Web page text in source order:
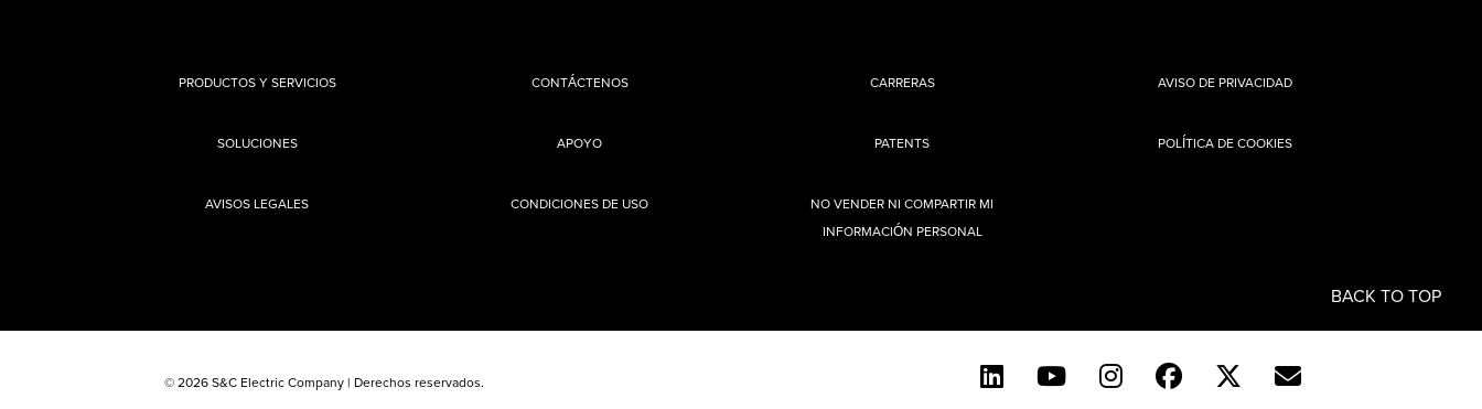
BACK TO TOP
PRODUCTOS Y SERVICIOS
SOLUCIONES
CONTÁCTENOS
APOYO
CARRERAS
PATENTS
AVISO DE PRIVACIDAD
POLÍTICA DE COOKIES
AVISOS LEGALES CONDICIONES DE USO
NO VENDER NI COMPARTIR MI
INFORMACIÓN PERSONAL
© 2026 S&C Electric Company | Derechos reservados.